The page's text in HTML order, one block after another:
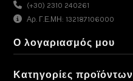
(+30) 2310 240261
Αρ. Γ.Ε.ΜΗ: 132187106000
Ο λογαριασμός μου
Κατηγορίες προϊόντων